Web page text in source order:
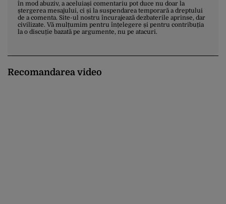
în mod abuziv, a aceluiași comentariu pot duce nu doar la
ștergerea mesajului, ci și la suspendarea temporară a dreptului
de a comenta. Site-ul nostru încurajează dezbaterile aprinse, dar
civilizate. Vă mulțumim pentru înțelegere și pentru contribuția
la o discuție bazată pe argumente, nu pe atacuri.
Recomandarea video